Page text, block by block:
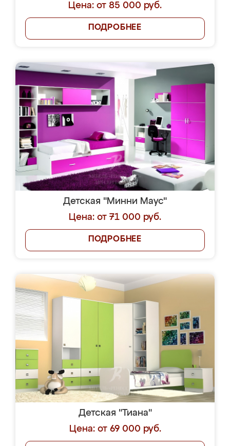
Цена: от 85 000 руб.
ПОДРОБНЕЕ
Детская "Минни Маус"
Цена: от 71 000 руб.
ПОДРОБНЕЕ
Детская "Тиана"
Цена: от 69 000 руб.